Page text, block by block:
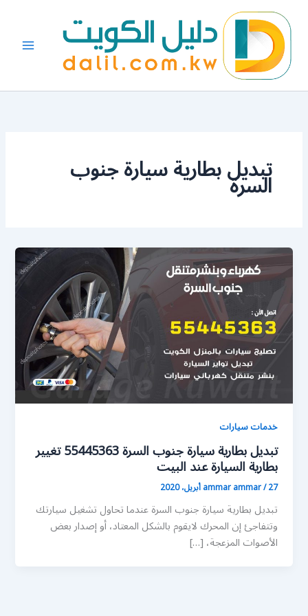
المحتوى
تبديل بطارية سيارة جنوب
السرة
خدمات سيارات
تبديل بطارية سيارة جنوب السرة 55445363 تغيير
بطارية السيارة عند البيت
ammar ammar/27 أبريل، 2020
تبديل بطارية سيارة جنوب السرة عندما تحاول تشغيل سيارتك
وتتفاجئ إن المحرك لايقوم بالشكل المعتاد، أو إصدار بعض
الأصوات المزعجة، […]